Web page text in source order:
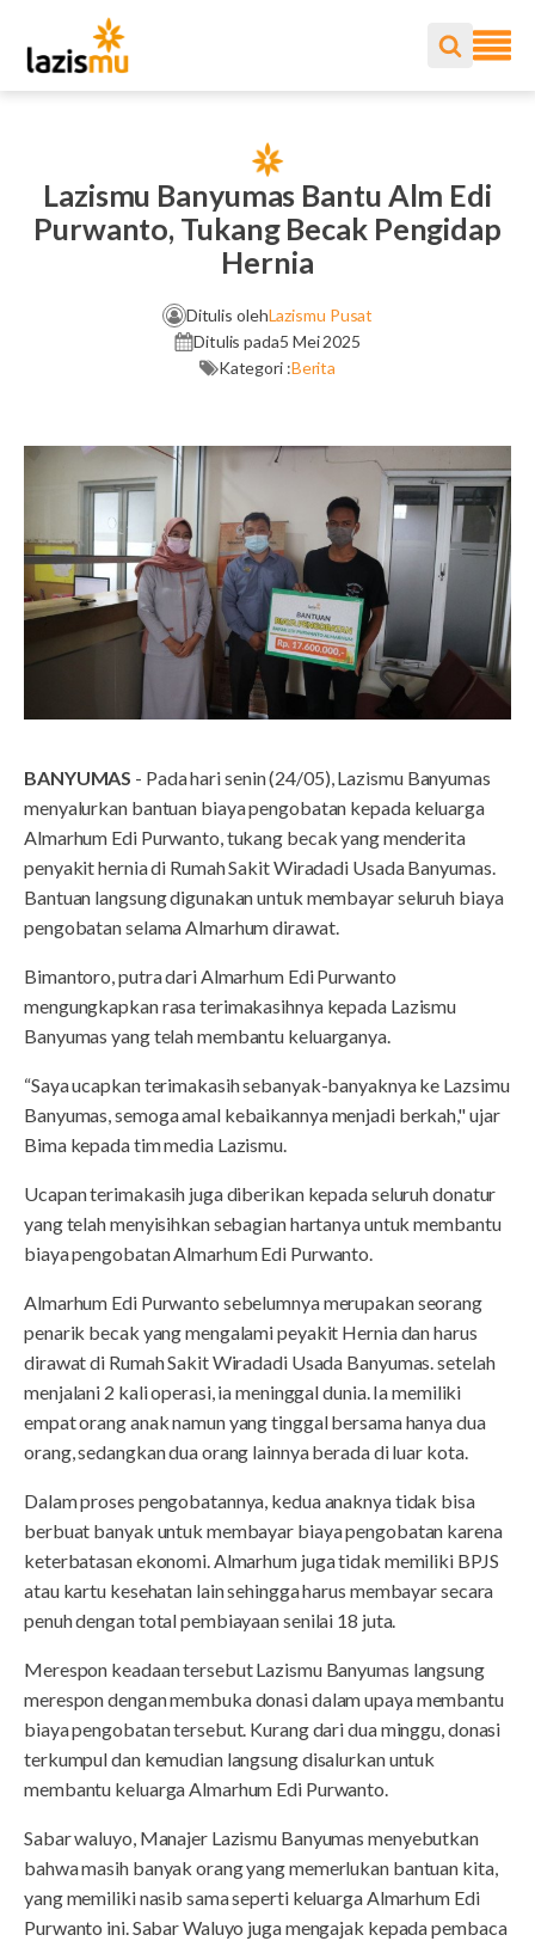
Lazismu Banyumas Bantu Alm Edi
Purwanto, Tukang Becak Pengidap
Hernia
Ditulis olehLazismu Pusat
Ditulis pada5 Mei 2025
Kategori :Berita
BANYUMAS - Pada hari senin (24/05), Lazismu Banyumas
menyalurkan bantuan biaya pengobatan kepada keluarga
Almarhum Edi Purwanto, tukang becak yang menderita
penyakit hernia di Rumah Sakit Wiradadi Usada Banyumas.
Bantuan langsung digunakan untuk membayar seluruh biaya
pengobatan selama Almarhum dirawat.
Bimantoro, putra dari Almarhum Edi Purwanto
mengungkapkan rasa terimakasihnya kepada Lazismu
Banyumas yang telah membantu keluarganya.
“Saya ucapkan terimakasih sebanyak-banyaknya ke Lazsimu
Banyumas, semoga amal kebaikannya menjadi berkah," ujar
Bima kepada tim media Lazismu.
Ucapan terimakasih juga diberikan kepada seluruh donatur
yang telah menyisihkan sebagian hartanya untuk membantu
biaya pengobatan Almarhum Edi Purwanto.
Almarhum Edi Purwanto sebelumnya merupakan seorang
penarik becak yang mengalami peyakit Hernia dan harus
dirawat di Rumah Sakit Wiradadi Usada Banyumas. setelah
menjalani 2 kali operasi, ia meninggal dunia. Ia memiliki
empat orang anak namun yang tinggal bersama hanya dua
orang, sedangkan dua orang lainnya berada di luar kota.
Dalam proses pengobatannya, kedua anaknya tidak bisa
berbuat banyak untuk membayar biaya pengobatan karena
keterbatasan ekonomi. Almarhum juga tidak memiliki BPJS
atau kartu kesehatan lain sehingga harus membayar secara
penuh dengan total pembiayaan senilai 18 juta.
Merespon keadaan tersebut Lazismu Banyumas langsung
merespon dengan membuka donasi dalam upaya membantu
biaya pengobatan tersebut. Kurang dari dua minggu, donasi
terkumpul dan kemudian langsung disalurkan untuk
membantu keluarga Almarhum Edi Purwanto.
Sabar waluyo, Manajer Lazismu Banyumas menyebutkan
bahwa masih banyak orang yang memerlukan bantuan kita,
yang memiliki nasib sama seperti keluarga Almarhum Edi
Purwanto ini. Sabar Waluyo juga mengajak kepada pembaca